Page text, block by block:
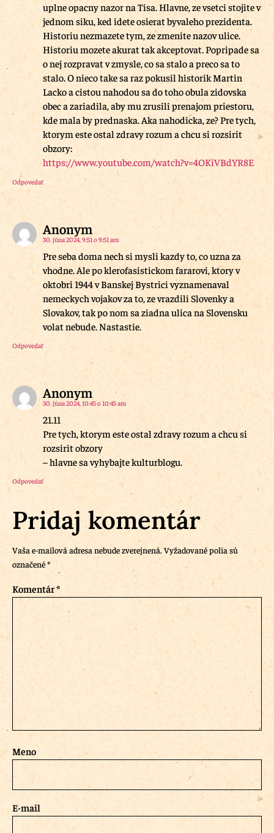
uplne opacny nazor na Tisa. Hlavne, ze vsetci stojite v
jednom siku, ked idete osierat byvaleho prezidenta.
Historiu nezmazete tym, ze zmenite nazov ulice.
Historiu mozete akurat tak akceptovat. Popripade sa
o nej rozpravat v zmysle, co sa stalo a preco sa to
stalo. O nieco take sa raz pokusil historik Martin
Lacko a cistou nahodou sa do toho obula zidovska
obec a zariadila, aby mu zrusili prenajom priestoru,
kde mala by prednaska. Aka nahodicka, ze? Pre tych,
ktorym este ostal zdravy rozum a chcu si rozsirit
obzory:
https://www.youtube.com/watch?v=4OKiVBdYR8E
Odpovedať
Anonym
30. júna 2024, 9:51 o 9:51 am
Pre seba doma nech si mysli kazdy to, co uzna za
vhodne. Ale po klerofasistickom fararovi, ktory v
oktobri 1944 v Banskej Bystrici vyznamenaval
nemeckych vojakov za to, ze vrazdili Slovenky a
Slovakov, tak po nom sa ziadna ulica na Slovensku
volat nebude. Nastastie.
Odpovedať
Anonym
30. júna 2024, 10:45 o 10:45 am
21.11
Pre tych, ktorym este ostal zdravy rozum a chcu si
rozsirit obzory
– hlavne sa vyhybajte kulturblogu.
Odpovedať
Pridaj komentár
Vaša e-mailová adresa nebude zverejnená. Vyžadované polia sú
označené*
Komentár*
Meno
E-mail